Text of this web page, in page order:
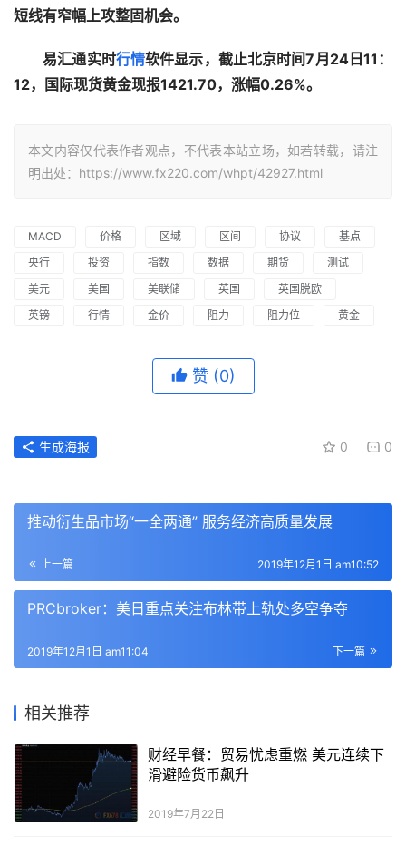
短线有窄幅上攻整固机会。
易汇通实时行情软件显示，截止北京时间7月24日11：
12，国际现货黄金现报1421.70，涨幅0.26%。
本文内容仅代表作者观点，不代表本站立场，如若转载，请注
明出处：https://www.fx220.com/whpt/42927.html
MACD 价格 区域 区间 协议
基点
央行
投资 指数 数据 期货
测试
美元
美国 美联储 英国
英国脱欧
英镑
行情 金价 阻力 阻力位 黄金
赞 (0)
0 0
生成海报
推动衍生品市场“一全两通” 服务经济高质量发展
上一篇 2019年12月1日 am10:52
PRCbroker：美日重点关注布林带上轨处多空争夺
下一篇
2019年12月1日 am11:04
相关推荐
财经早餐：贸易忧虑重燃 美元连续下
滑避险货币飙升
2019年7月22日